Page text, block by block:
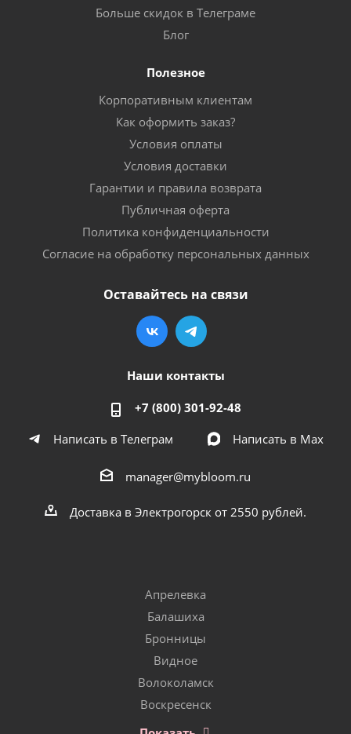
Больше скидок в Телеграме
Блог
Полезное
Корпоративным клиентам
Как оформить заказ?
Условия оплаты
Условия доставки
Гарантии и правила возврата
Публичная оферта
Политика конфиденциальности
Согласие на обработку персональных данных
Оставайтесь на связи
Наши контакты
+7 (800) 301-92-48
Написать в Телеграм
Написать в Мах
manager@mybloom.ru
Доставка в Электрогорск от 2550 рублей.
Апрелевка
Балашиха
Бронницы
Видное
Волоколамск
Воскресенск